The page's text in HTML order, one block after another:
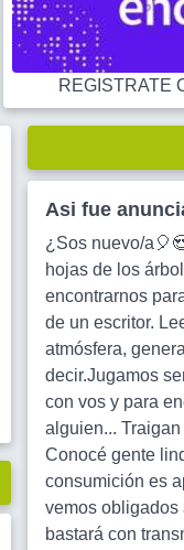
REGISTRATE
Asi fue
¿Sos nuevo/
hojas de los
encontrarnos
de un escritor.
atmósfera,
decir.Jugamos
con vos y para
alguien...
Conocé gente
consumición es
vemos obligados
bastará con